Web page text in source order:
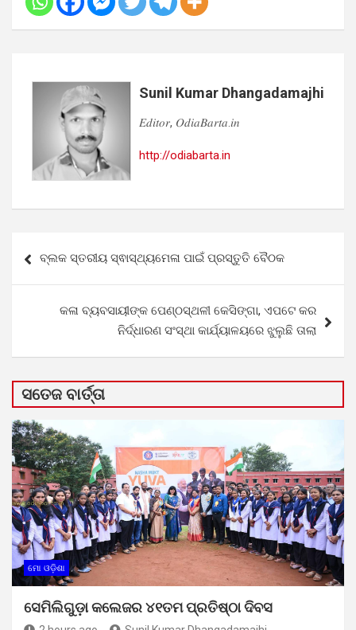
Sunil Kumar Dhangadamajhi
𝐸𝑑𝑖𝑡𝑜𝑟, 𝑂𝑑𝑖𝑎𝐵𝑎𝑟𝑡𝑎.𝑖𝑛
http://odiabarta.in
navigation
ବ୍ଲକ ସ୍ତରୀୟ ସ୍ଵାସ୍ଥ୍ୟମେଳା ପାଇଁ ପ୍ରସ୍ତୁତି ବୈଠକ
କଳା ବ୍ୟବସାୟୀଙ୍କ ପେଣ୍ଠସ୍ଥଳୀ କେସିଙ୍ଗା, ଏପଟେ କର
ନିର୍ଦ୍ଧାରଣ ସଂସ୍ଥା କାର୍ଯ୍ୟାଳୟରେ ଝୁଲୁଛି ତାଲା
ସତେଜ ବାର୍ତ୍ତା
ମୋ ଓଡ଼ିଶା
ସେମିଲିଗୁଡ଼ା କଲେଜର ୪୧ତମ ପ୍ରତିଷ୍ଠା ଦିବସ